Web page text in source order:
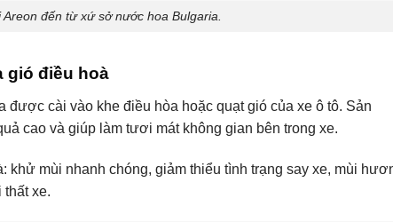
đến từ xứ sở nước hoa Bulgaria.
gió điều hoà
cài vào khe điều hòa hoặc quạt gió của xe ô tô. Sản
cao và giúp làm tươi mát không gian bên trong xe.
khử mùi nhanh chóng, giảm thiểu tình trạng say xe, mùi
thất xe.